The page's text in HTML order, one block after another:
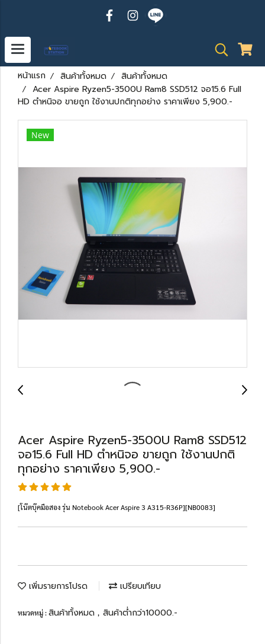
หน้าแรก สินค้าทั้งหมด
สินค้าทั้งหมด
Acer Aspire Ryzen5-3500U Ram8 SSD512 จอ15.6 Full
HD ตำหนิจอ ขายถูก ใช้งานปกติทุกอย่าง ราคาเพียง 5,900.-
New
Acer Aspire Ryzen5-3500U Ram8 SSD512
จอ15.6 Full HD ตำหนิจอ ขายถูก ใช้งานปกติ
ทุกอย่าง ราคาเพียง 5,900.-
[โน๊ตบุ๊คมือสอง รุ่น Notebook Acer Aspire 3 A315-R36P][NB0083]
เพิ่มรายการโปรด เปรียบเทียบ
หมวดหมู่ :สินค้าทั้งหมด , สินค้าต่ำกว่า10000.-